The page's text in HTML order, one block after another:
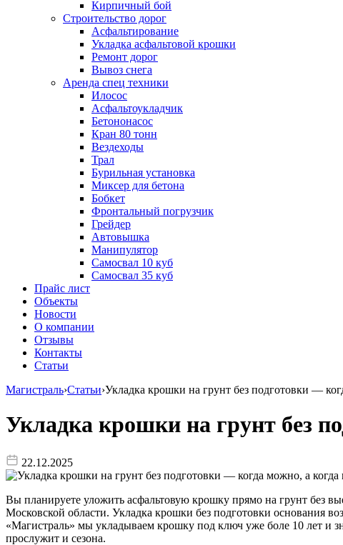
Кирпичный бой
Строительство дорог
Асфальтирование
Укладка асфальтовой крошки
Ремонт дорог
Вывоз снега
Аренда спец техники
Илосос
Асфальтоукладчик
Бетононасос
Кран 80 тонн
Вездеходы
Трал
Бурильная установка
Миксер для бетона
Бобкет
Фронтальный погрузчик
Грейдер
Автовышка
Манипулятор
Самосвал 10 куб
Самосвал 35 куб
Прайс лист
Объекты
Новости
О компании
Отзывы
Контакты
Статьи
Магистраль›Статьи›Укладка крошки на грунт без подготовки —
Укладка крошки на грунт без
22.12.2025
Вы планируете уложить асфальтовую крошку прямо на грунт без
Московской области. Укладка крошки без подготовки основания
«Магистраль» мы укладываем крошку под ключ уже боле 10 лет и
прослужит и сезона.